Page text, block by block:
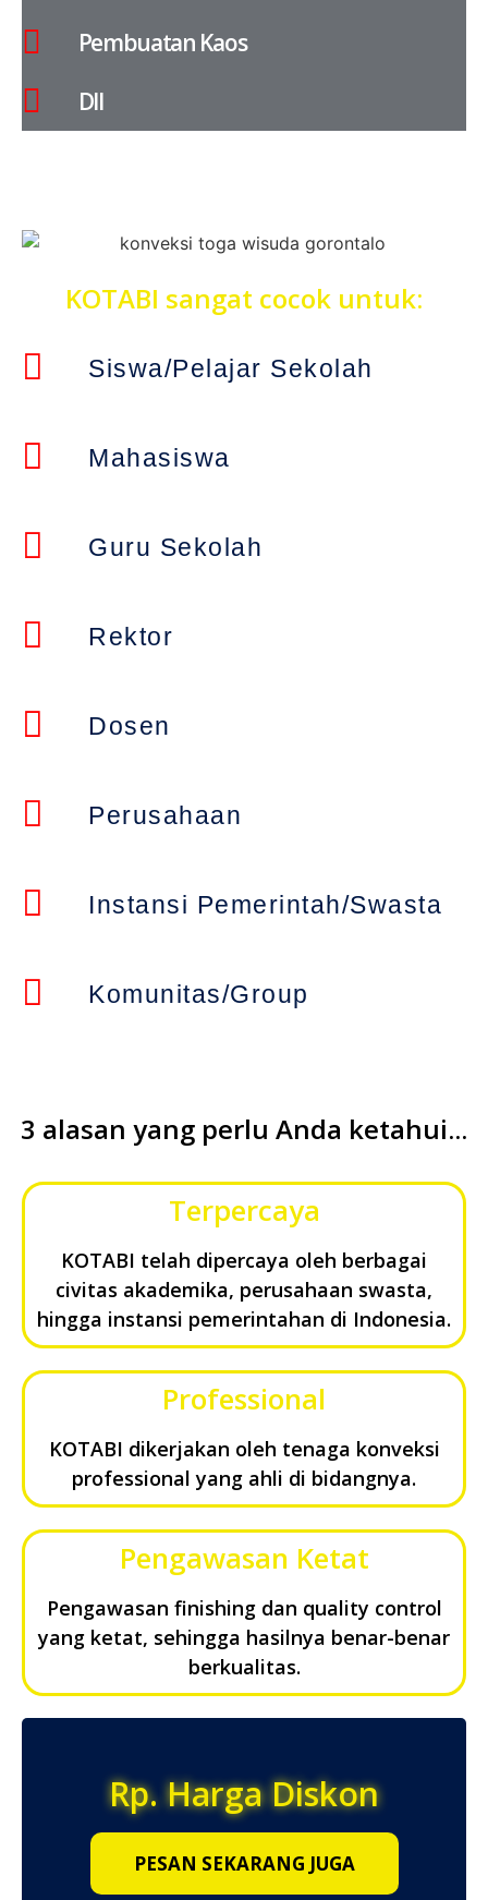
Pembuatan Kaos
Dll
KOTABI sangat cocok untuk:
Siswa/Pelajar Sekolah
Mahasiswa
Guru Sekolah
Rektor
Dosen
Perusahaan
Instansi Pemerintah/Swasta
Komunitas/Group
3 alasan yang perlu Anda ketahui...
Terpercaya
KOTABI telah dipercaya oleh berbagai
civitas akademika, perusahaan swasta,
hingga instansi pemerintahan di Indonesia.
Professional
KOTABI dikerjakan oleh tenaga konveksi
professional yang ahli di bidangnya.
Pengawasan Ketat
Pengawasan finishing dan quality control
yang ketat, sehingga hasilnya benar-benar
berkualitas.
Rp. Harga Diskon
PESAN SEKARANG JUGA